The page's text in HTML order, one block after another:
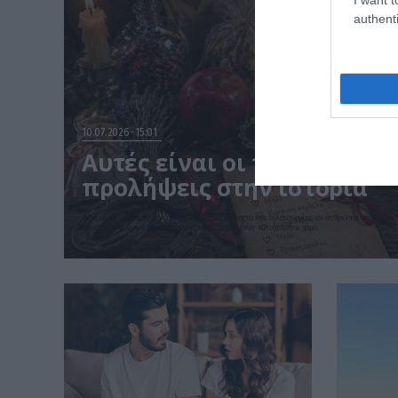
10.07.2026 15:01
Αυτές είναι οι πιο
προλήψεις στην ιστορία
Από μήλα και περιστέρια μέχρι παράξενα φυλαχτά και τελετουργίες, οι άνθρωποι
προσελκύσουν τον έρωτα ή να εξασφαλίσουν έναν ευτυχισμένο γάμο